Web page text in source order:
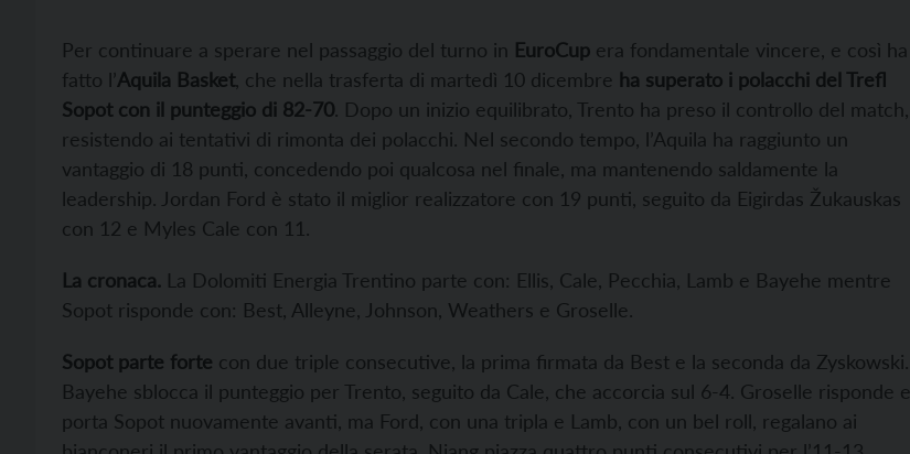
Per continuare a sperare nel passaggio del turno in EuroCup era fondamentale vincere, e così ha
fatto l’Aquila Basket, che nella trasferta di martedì 10 dicembre ha superato i polacchi del Trefl
Sopot con il punteggio di 82-70. Dopo un inizio equilibrato, Trento ha preso il controllo del match,
resistendo ai tentativi di rimonta dei polacchi. Nel secondo tempo, l’Aquila ha raggiunto un
vantaggio di 18 punti, concedendo poi qualcosa nel finale, ma mantenendo saldamente la
leadership. Jordan Ford è stato il miglior realizzatore con 19 punti, seguito da Eigirdas Žukauskas
con 12 e Myles Cale con 11.
La cronaca. La Dolomiti Energia Trentino parte con: Ellis, Cale, Pecchia, Lamb e Bayehe mentre
Sopot risponde con: Best, Alleyne, Johnson, Weathers e Groselle.
Sopot parte forte con due triple consecutive, la prima firmata da Best e la seconda da Zyskowski.
Bayehe sblocca il punteggio per Trento, seguito da Cale, che accorcia sul 6-4. Groselle risponde e
porta Sopot nuovamente avanti, ma Ford, con una tripla e Lamb, con un bel roll, regalano ai